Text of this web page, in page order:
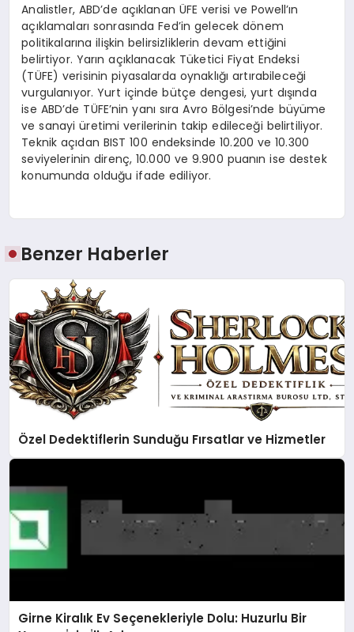
Analistler, ABD’de açıklanan ÜFE verisi ve Powell’ın
açıklamaları sonrasında Fed’in gelecek dönem
politikalarına ilişkin belirsizliklerin devam ettiğini
belirtiyor. Yarın açıklanacak Tüketici Fiyat Endeksi
(TÜFE) verisinin piyasalarda oynaklığı artırabileceği
vurgulanıyor. Yurt içinde bütçe dengesi, yurt dışında
ise ABD’de TÜFE’nin yanı sıra Avro Bölgesi’nde büyüme
ve sanayi üretimi verilerinin takip edileceği belirtiliyor.
Teknik açıdan BIST 100 endeksinde 10.200 ve 10.300
seviyelerinin direnç, 10.000 ve 9.900 puanın ise destek
konumunda olduğu ifade ediliyor.
Benzer Haberler
Özel Dedektiflerin Sunduğu Fırsatlar ve Hizmetler
Girne Kiralık Ev Seçenekleriyle Dolu: Huzurlu Bir